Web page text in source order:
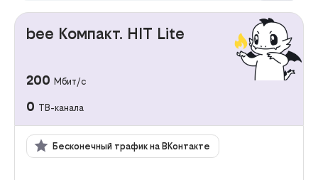
bee Компакт. HIT Lite
200 Мбит/с
0 ТВ-канала
Бесконечный трафик на ВКонтакте